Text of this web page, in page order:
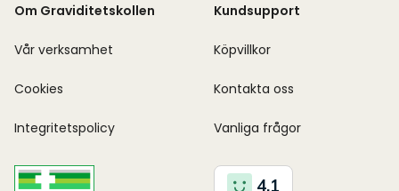
Om Graviditetskollen
Vår verksamhet
Cookies
Integritetspolicy
Kundsupport
Köpvillkor
Kontakta oss
Vanliga frågor